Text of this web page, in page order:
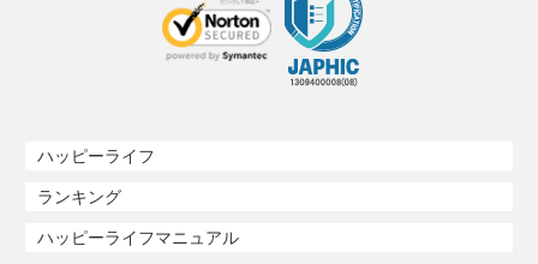
ハッピーライフ
ランキング
ハッピーライフマニュアル